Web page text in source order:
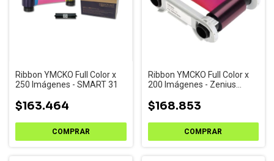
Ribbon YMCKO Full Color x
250 Imágenes - SMART 31
$163.464
Ribbon YMCKO Full Color x
200 Imágenes - Zenius
$168.853